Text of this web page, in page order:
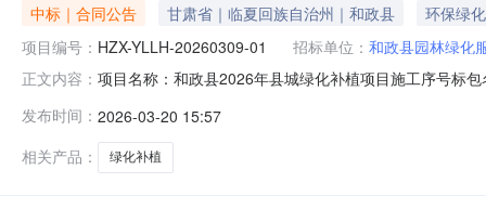
中标｜合同公告 甘肃省｜临夏回族自治州｜和政县
环保绿化
项目编号： HZX-YLLH-20260309-01 招标单位： 和政县园林绿化
正文内容： 项目名称：和政县2026年县城绿化补植项目施工序号标
发布时间： 2026-03-20 15:57
相关产品：
绿化补植